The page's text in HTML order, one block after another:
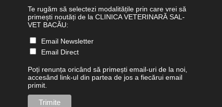
Te rugăm să selectezi modalitățile prin care vrei să
primești noutăți de la CLINICA VETERINARĂ SAL-
VET BACĂU:
Email Newsletter
Email Direct
Poți renunța oricând să primești email-uri de la noi,
accesând link-ul din partea de jos a fiecărui email
primit.